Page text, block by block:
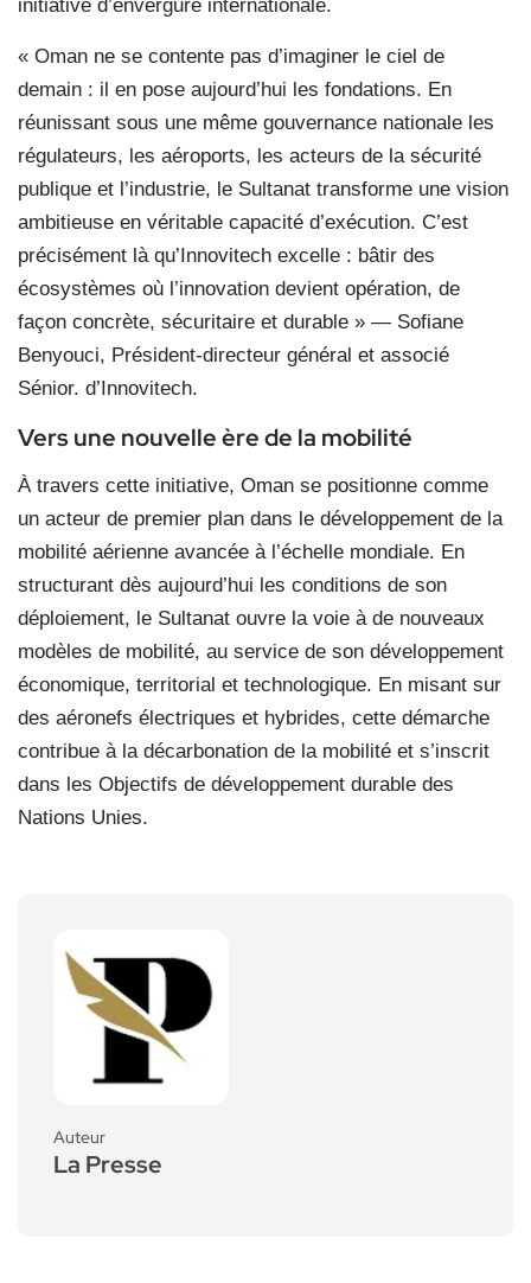
initiative d’envergure internationale.
« Oman ne se contente pas d’imaginer le ciel de
demain : il en pose aujourd’hui les fondations. En
réunissant sous une même gouvernance nationale les
régulateurs, les aéroports, les acteurs de la sécurité
publique et l’industrie, le Sultanat transforme une vision
ambitieuse en véritable capacité d’exécution. C’est
précisément là qu’Innovitech excelle : bâtir des
écosystèmes où l’innovation devient opération, de
façon concrète, sécuritaire et durable » — Sofiane
Benyouci, Président-directeur général et associé
Sénior. d’Innovitech.
Vers une nouvelle ère de la mobilité
À travers cette initiative, Oman se positionne comme
un acteur de premier plan dans le développement de la
mobilité aérienne avancée à l’échelle mondiale. En
structurant dès aujourd’hui les conditions de son
déploiement, le Sultanat ouvre la voie à de nouveaux
modèles de mobilité, au service de son développement
économique, territorial et technologique. En misant sur
des aéronefs électriques et hybrides, cette démarche
contribue à la décarbonation de la mobilité et s’inscrit
dans les Objectifs de développement durable des
Nations Unies.
Auteur
La Presse